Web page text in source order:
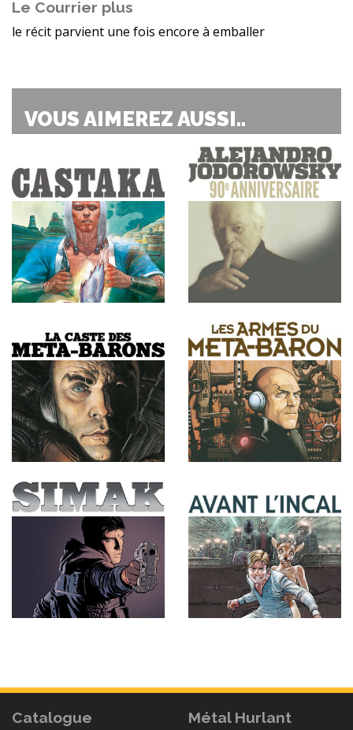
Le Courrier plus
le récit parvient une fois encore à emballer
VOUS AIMEREZ AUSSI..
Catalogue Métal Hurlant